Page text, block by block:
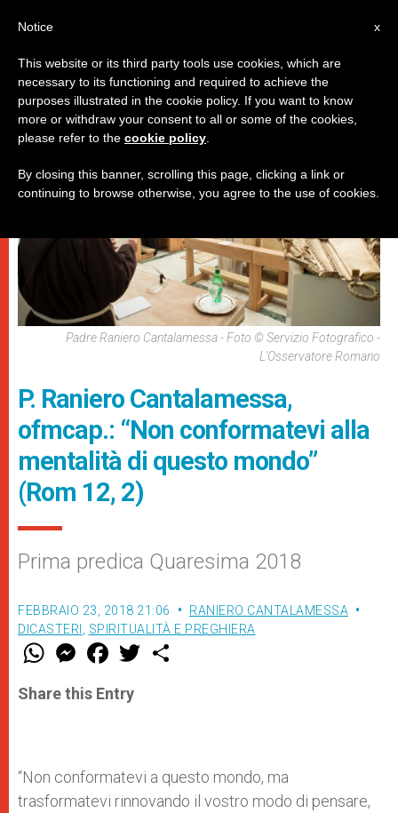
DICASTERI,SPIRITUALITÀ E PREGHIERA
Padre Raniero Cantalamessa - Foto © Servizio Fotografico -
L'Osservatore Romano
P. Raniero Cantalamessa,
ofmcap.: “Non conformatevi alla
mentalità di questo mondo”
(Rom 12, 2)
Prima predica Quaresima 2018
FEBBRAIO 23, 2018 21:06
RANIERO CANTALAMESSA
DICASTERI
SPIRITUALITÀ E PREGHIERA
W
t
s
M
e
s
e
F
a
e
b
w
Share this Entry
“Non conformatevi a questo mondo, ma
trasformatevi rinnovando il vostro modo di pensare,
x
Notice
This website or its third party tools use cookies, which are
necessary to its functioning and required to achieve the
purposes illustrated in the cookie policy. If you want to know
more or withdraw your consent to all or some of the cookies,
please refer to the cookie policy
By closing this banner, scrolling this page, clicking a link or
continuing to browse otherwise, you agree to the use of cookies.